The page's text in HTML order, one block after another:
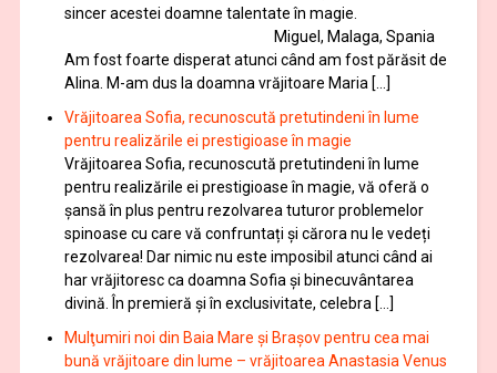
sincer acestei doamne talentate în magie.
Miguel, Malaga, Spania
Am fost foarte disperat atunci când am fost părăsit de
Alina. M-am dus la doamna vrăjitoare Maria […]
Vrăjitoarea Sofia, recunoscută pretutindeni în lume
pentru realizările ei prestigioase în magie
Vrăjitoarea Sofia, recunoscută pretutindeni în lume
pentru realizările ei prestigioase în magie, vă oferă o
şansă în plus pentru rezolvarea tuturor problemelor
spinoase cu care vă confruntați și cărora nu le vedeți
rezolvarea! Dar nimic nu este imposibil atunci când ai
har vrăjitoresc ca doamna Sofia şi binecuvântarea
divină. În premieră şi în exclusivitate, celebra […]
Mulţumiri noi din Baia Mare și Brașov pentru cea mai
bună vrăjitoare din lume – vrăjitoarea Anastasia Venus